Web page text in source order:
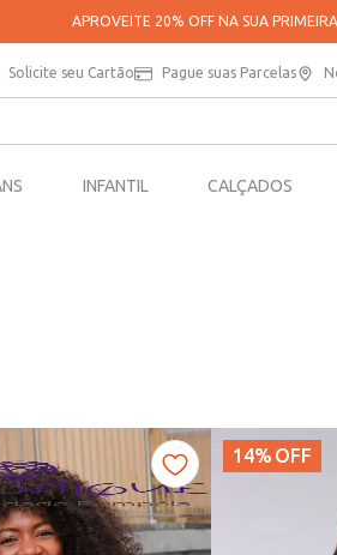
APROVEITE CASHBACK
Solicite seu Cartão Pague suas Parcelas
INFANTIL CALÇADOS
14% OFF